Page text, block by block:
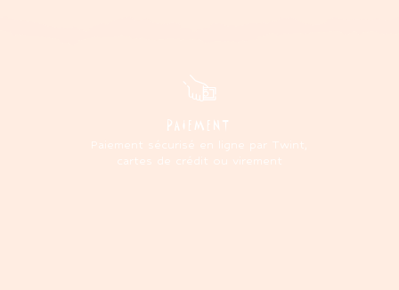
PAIEMENT
Paiement sécurisé en ligne par Twint,
cartes de crédit ou virement